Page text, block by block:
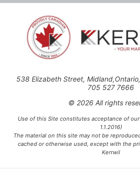
538 Elizabeth Street,
705 527 7666
© 2026 All rights
Use of this Site constitutes acceptance of
1.1.2016)
The material on this site may not be
cached or otherwise used, except with the
Kerrwil